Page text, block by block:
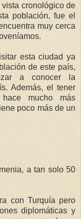
cronológico de
población, fue el
muy cerca
esta ciudad ya
de este país,
a conocer la
Además, el tener
mucho más
poco más de un
a tan solo 50
con Turquía pero
diplomáticas y